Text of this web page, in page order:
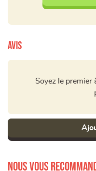
Avis
Soyez le premier
Nous vous